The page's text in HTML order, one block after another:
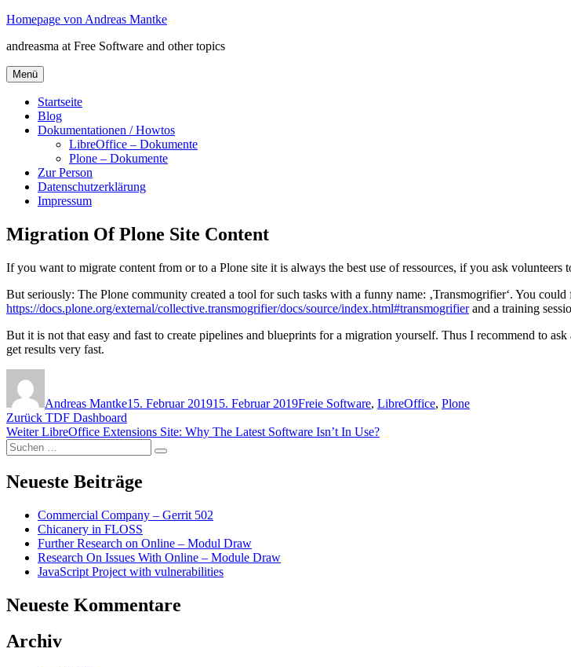
Zum
springen
Homepage von Andreas Mantke
andreasma at Free Software and other topics
Menü
Startseite
Blog
Dokumentationen / Howtos
LibreOffice – Dokumente
Plone – Dokumente
Zur Person
Datenschutzerklärung
Impressum
Migration Of Plone Site Content
If you want to migrate content from or to a Plone site it is always the best use of ressources, if you ask
But seriously: The Plone community created a tool for such tasks with a funny name: ‚Transmogrifier‘. You
https://docs.plone.org/external/collective.transmogrifier/docs/source/index.html#transmogrifierand a training
But it is not that easy and fast to create pipelines and blueprints for a migration yourself. Thus I recommend to
get results very fast.
Andreas Mantke15. Februar 201915. Februar 2019Freie Software, LibreOffice, Plone
Beitragsnavigation
Zurück Vorheriger
Beitrag:
TDF Dashboard
Weiter Nächster
Beitrag:
LibreOffice Extensions Site: Why The Latest Software Isn’t In Use?
Suchen
nach:
Suchen
Neueste Beiträge
Commercial Company – Gerrit 502
Chicanery in FLOSS
Further Research on Online – Modul Draw
Research On Issues With Online – Module Draw
JavaScript Project with vulnerabilities
Neueste Kommentare
Archiv